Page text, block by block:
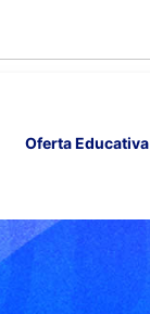
Oferta Educativa